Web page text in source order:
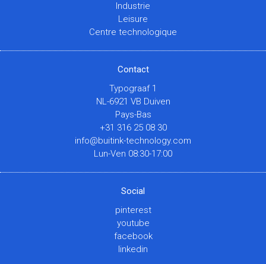
Industrie
Leisure
Centre technologique
Contact
Typograaf 1
NL-6921 VB Duiven
Pays-Bas
+31 316 25 08 30
info@buitink-technology.com
Lun-Ven 08:30-17:00
Social
pinterest
youtube
facebook
linkedin